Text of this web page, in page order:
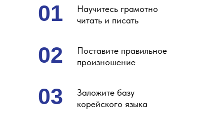
Научитесь грамотно
читать и писать
01
Поставите правильное
произношение
02
Заложите базу
корейского языка
03